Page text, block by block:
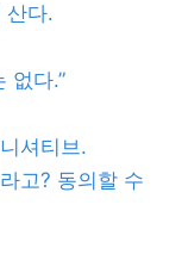
산다.
없다.”
셔티브.
고? 동의할 수